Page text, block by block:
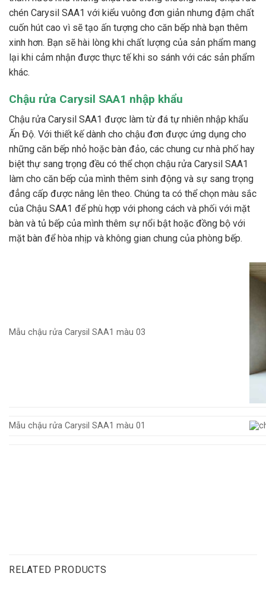
chén Carysil SAA1 với kiểu vuông đơn giản nhưng đậm chất
cuốn hút cao vì sẽ tạo ấn tượng cho căn bếp nhà bạn thêm
xinh hơn. Bạn sẽ hài lòng khi chất lượng của sản phẩm mang
lại khi cảm nhận được thực tế khi so sánh với các sản phẩm
khác.
Chậu rửa Carysil SAA1 nhập khẩu
Chậu rửa Carysil SAA1 được làm từ đá tự nhiên nhập khẩu
Ấn Độ. Với thiết kế dành cho chậu đơn được ứng dụng cho
những căn bếp nhỏ hoặc bàn đảo, các chung cư nhà phố hay
biệt thự sang trọng đều có thể chọn chậu rửa Carysil SAA1
làm cho căn bếp của mình thêm sinh động và sự sang trọng
đẳng cấp được nâng lên theo. Chúng ta có thể chọn màu sắc
của Chậu SAA1 để phù hợp với phong cách và phối với mặt
bàn và tủ bếp của mình thêm sự nổi bật hoặc đồng bộ với
mặt bàn để hòa nhịp và không gian chung của phòng bếp.
Mẫu chậu rửa Carysil SAA1 màu 03
Mẫu chậu rửa Carysil SAA1 màu 01
RELATED PRODUCTS